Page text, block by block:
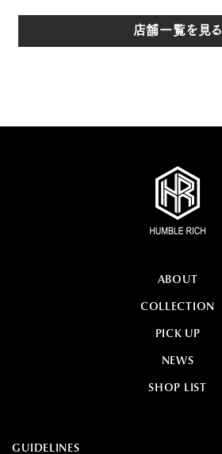
店舗一覧を見る
ABOUT
COLLECTION
PICK UP
NEWS
SHOP LIST
GUIDELINES